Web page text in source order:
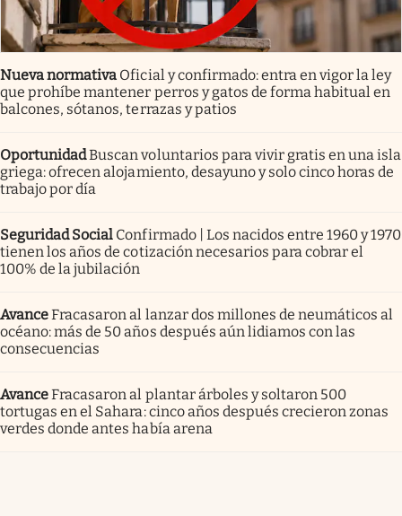
Nueva normativa Oficial y confirmado: entra en vigor la ley
que prohíbe mantener perros y gatos de forma habitual en
balcones, sótanos, terrazas y patios
OportunidadBuscan voluntarios para vivir gratis en una isla
griega: ofrecen alojamiento, desayuno y solo cinco horas de
trabajo por día
Seguridad Social Confirmado | Los nacidos entre 1960 y 1970
tienen los años de cotización necesarios para cobrar el
100% de la jubilación
AvanceFracasaron al lanzar dos millones de neumáticos al
océano: más de 50 años después aún lidiamos con las
consecuencias
AvanceFracasaron al plantar árboles y soltaron 500
tortugas en el Sahara: cinco años después crecieron zonas
verdes donde antes había arena